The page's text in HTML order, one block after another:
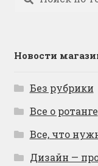
Новости
Без рубрики
Все о ротанге
Все, что
Дизайн —